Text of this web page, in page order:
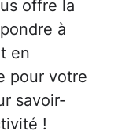
offre la
à
en
pour votre
savoir-
!